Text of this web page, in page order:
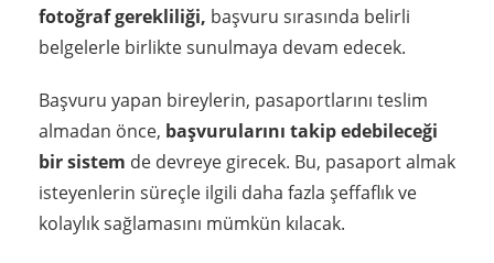
fotoğraf gerekliliği, başvuru sırasında belirli
belgelerle birlikte sunulmaya devam edecek.
Başvuru yapan bireylerin, pasaportlarını teslim
almadan önce, başvurularını takip edebileceği
bir sistem de devreye girecek. Bu, pasaport almak
isteyenlerin süreçle ilgili daha fazla şeffaflık ve
kolaylık sağlamasını mümkün kılacak.